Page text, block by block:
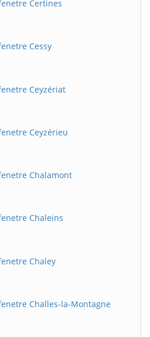
Certines
Cessy
Ceyzériat
Ceyzérieu
Chalamont
Chaleins
Chaley
Challes-la-Montagne